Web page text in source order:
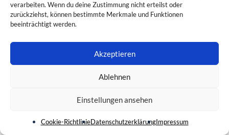
verarbeiten. Wenn du deine Zustimmung nicht erteilst oder
zurückziehst, können bestimmte Merkmale und Funktionen
beeinträchtigt werden.
Akzeptieren
Ablehnen
Einstellungen ansehen
Cookie-RichtlinieDatenschutzerklärungImpressum
Wasserhahn mit Drehgriff tropft: Ursachen
erkennen & beheben